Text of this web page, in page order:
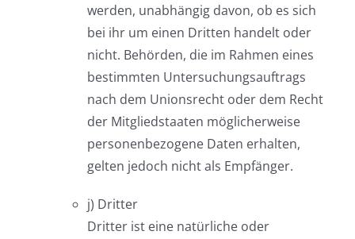
werden, unabhängig davon, ob es sich
bei ihr um einen Dritten handelt oder
nicht. Behörden, die im Rahmen eines
bestimmten Untersuchungsauftrags
nach dem Unionsrecht oder dem Recht
der Mitgliedstaaten möglicherweise
personenbezogene Daten erhalten,
gelten jedoch nicht als Empfänger.
j) Dritter
Dritter ist eine natürliche oder